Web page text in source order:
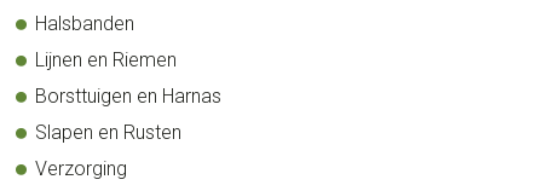
Halsbanden
Lijnen en Riemen
Borsttuigen en Harnas
Slapen en Rusten
Verzorging